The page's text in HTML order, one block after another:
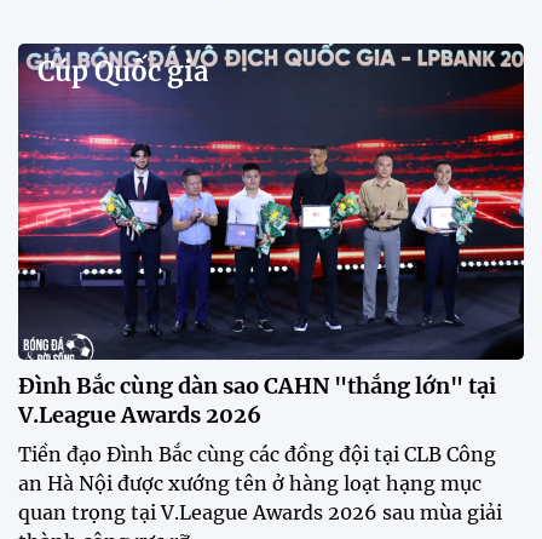
tập để theo dõi sao nhập tịch tuyển Việt Nam
Buổi tập của tuyển Việt Nam chiều nay (29/7) bất
ngờ thu hút sự chú ý của truyền thông Singapore
khi một phóng viên có mặt tại sân để trực tiếp theo
dõi màn thể hiện của các ngôi sao nhập tịch.
Đình Bắc cùng dàn sao CAHN "thắng lớn" tại
V.League Awards 2026
Festival bóng đá nữ trẻ 2026 lan tỏa đam mê tại
Đồng Tháp
Bóng đá Việt Nam nhận giải thưởng đặc biệt từ
AFC